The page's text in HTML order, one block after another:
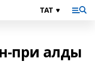
при алды